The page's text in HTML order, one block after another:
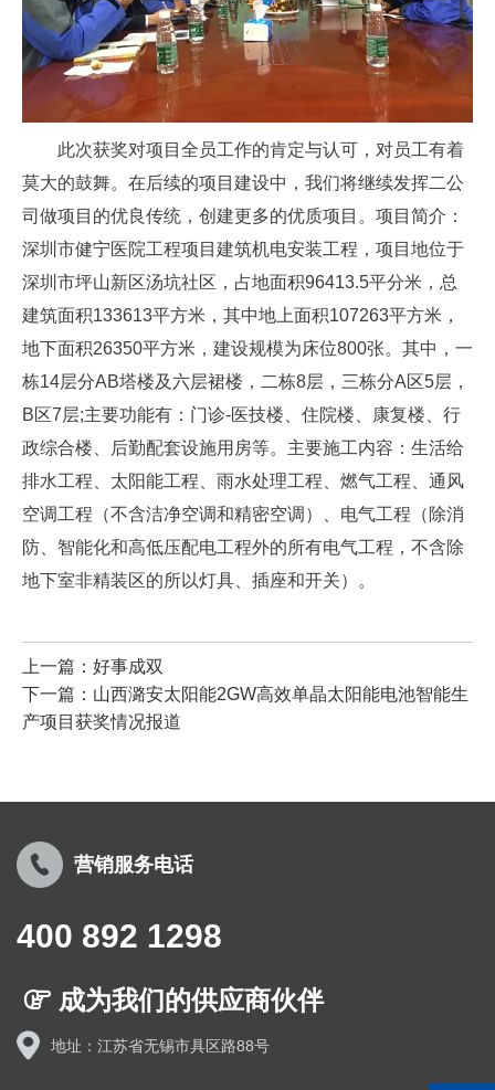
此次获奖对项目全员工作的肯定与认可，对员工有着
莫大的鼓舞。在后续的项目建设中，我们将继续发挥二公
司做项目的优良传统，创建更多的优质项目。项目简介：
深圳市健宁医院工程项目建筑机电安装工程，项目地位于
深圳市坪山新区汤坑社区，占地面积96413.5平分米，总
建筑面积133613平方米，其中地上面积107263平方米，
地下面积26350平方米，建设规模为床位800张。其中，一
栋14层分AB塔楼及六层裙楼，二栋8层，三栋分A区5层，
B区7层;主要功能有：门诊-医技楼、住院楼、康复楼、行
政综合楼、后勤配套设施用房等。主要施工内容：生活给
排水工程、太阳能工程、雨水处理工程、燃气工程、通风
空调工程（不含洁净空调和精密空调）、电气工程（除消
防、智能化和高低压配电工程外的所有电气工程，不含除
地下室非精装区的所以灯具、插座和开关）。
上一篇：好事成双
下一篇：山西潞安太阳能2GW高效单晶太阳能电池智能生
产项目获奖情况报道
营销服务电话
400 892 1298
成为我们的供应商伙伴
地址：江苏省无锡市具区路88号